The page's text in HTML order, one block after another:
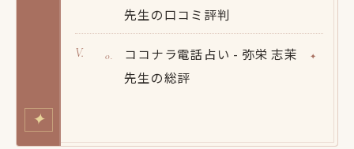
✦
先生の口コミ評判
ココナラ電話占い - 弥栄 志茉
先生の総評